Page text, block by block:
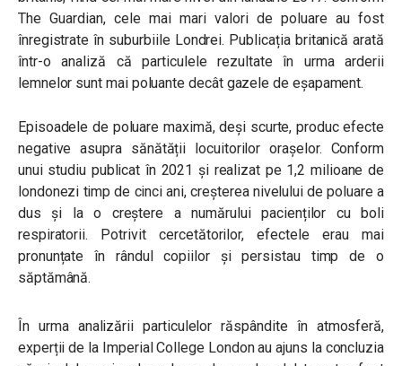
The Guardian, cele mai mari valori de poluare au fost
înregistrate în suburbiile Londrei. Publicația britanică arată
într-o analiză că particulele rezultate în urma arderii
lemnelor sunt mai poluante decât gazele de eșapament.
Episoadele de poluare maximă, deși scurte, produc efecte
negative asupra sănătății locuitorilor orașelor. Conform
unui studiu publicat în 2021 și realizat pe 1,2 milioane de
londonezi timp de cinci ani, creșterea nivelului de poluare a
dus și la o creștere a numărului pacienților cu boli
respiratorii. Potrivit cercetătorilor, efectele erau mai
pronunțate în rândul copiilor și persistau timp de o
săptămână.
În urma analizării particulelor răspândite în atmosferă,
experții de la Imperial College London au ajuns la concluzia